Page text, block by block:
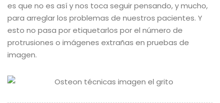
es que no es así y nos toca seguir pensando, y mucho,
para arreglar los problemas de nuestros pacientes. Y
esto no pasa por etiquetarlos por el número de
protrusiones o imágenes extrañas en pruebas de
imagen.